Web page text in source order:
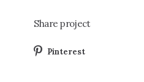
Share project
Pinterest